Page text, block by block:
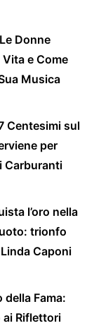
Donne
e Come
Musica
Centesimi sul
per
Carburanti
l’oro nella
trionfo
Caponi
della Fama:
ai Riflettori